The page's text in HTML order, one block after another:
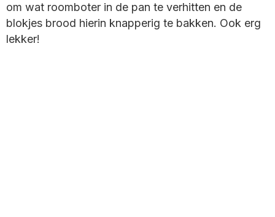
om wat roomboter in de pan te verhitten en de
blokjes brood hierin knapperig te bakken. Ook erg
lekker!